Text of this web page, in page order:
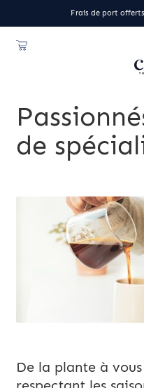
Frais de port
de
De la plante à